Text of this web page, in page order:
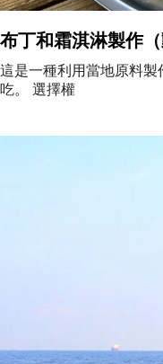
布丁和霜淇淋製作（
這是一種利用當地原料
吃。 選擇權